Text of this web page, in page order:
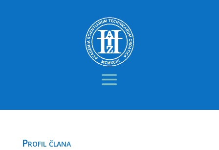
Profil člana